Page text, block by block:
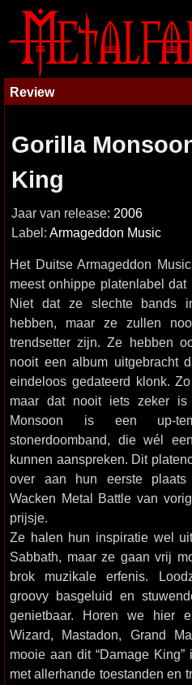
Review
Gorilla
King
Jaar van release: 2006
Label: Armageddon Music
Het Duitse Armageddon
meest onhippe platenlabel dat
Niet dat ze slechte bands
hebben, maar ze zullen
trendsetter zijn. Ze hebben
nooit een album uitgebracht
eindeloos gedateerd klonk.
maar dat nooit iets zeker
Monsoon is een up-
stonerdoomband, die wél
kunnen aanspreken. Dit
over aan hun eerste
Wacken Metal Battle van
prijsje.
Ze halen hun inspiratie wel
Sabbath, maar ze gaan vrij
brok muzikale erfenis.
groovy basgeluid en
genietbaar. Horen we hier
Wizard, Mastadon, Grand
mooie aan dit “Damage
met allerhande toestanden en